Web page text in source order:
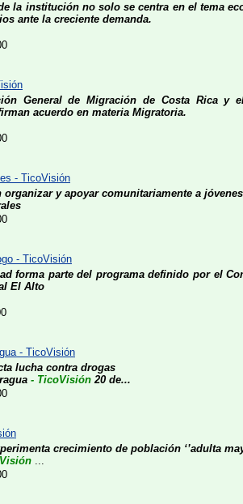
la institución no solo se centra en el tema
ante la creciente demanda.
General de Migración de Costa Rica y
acuerdo en materia Migratoria.
- TicoVisión
organizar y apoyar comunitariamente a
- TicoVisión
forma parte del programa definido por el
El Alto
- TicoVisión
lucha contra drogas
- TicoVisión 20 de...
crecimiento de población ‘’adulta
...